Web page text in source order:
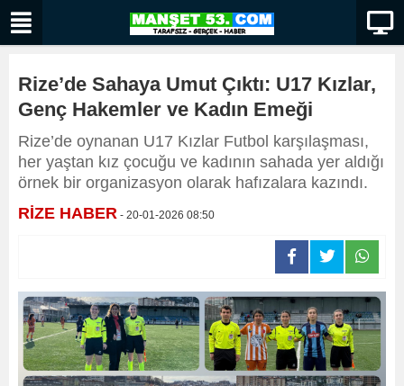
Rize’de Sahaya Umut Çıktı: U17 Kızlar,
Genç Hakemler ve Kadın Emeği
Rize’de oynanan U17 Kızlar Futbol karşılaşması,
her yaştan kız çocuğu ve kadının sahada yer aldığı
örnek bir organizasyon olarak hafızalara kazındı.
RİZE HABER - 20-01-2026 08:50